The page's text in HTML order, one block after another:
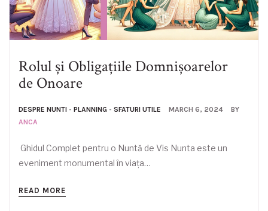
Rolul și Obligațiile Domnișoarelor
de Onoare
DESPRE NUNTI - PLANNING - SFATURI UTILE MARCH 6, 2024
BY
ANCA
Ghidul Complet pentru o Nuntă de Vis Nunta este un
eveniment monumental în viața…
READ MORE